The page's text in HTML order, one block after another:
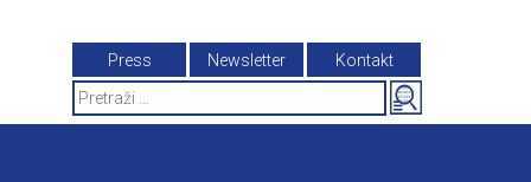
Press Newsletter
Kontakt
Search
for: